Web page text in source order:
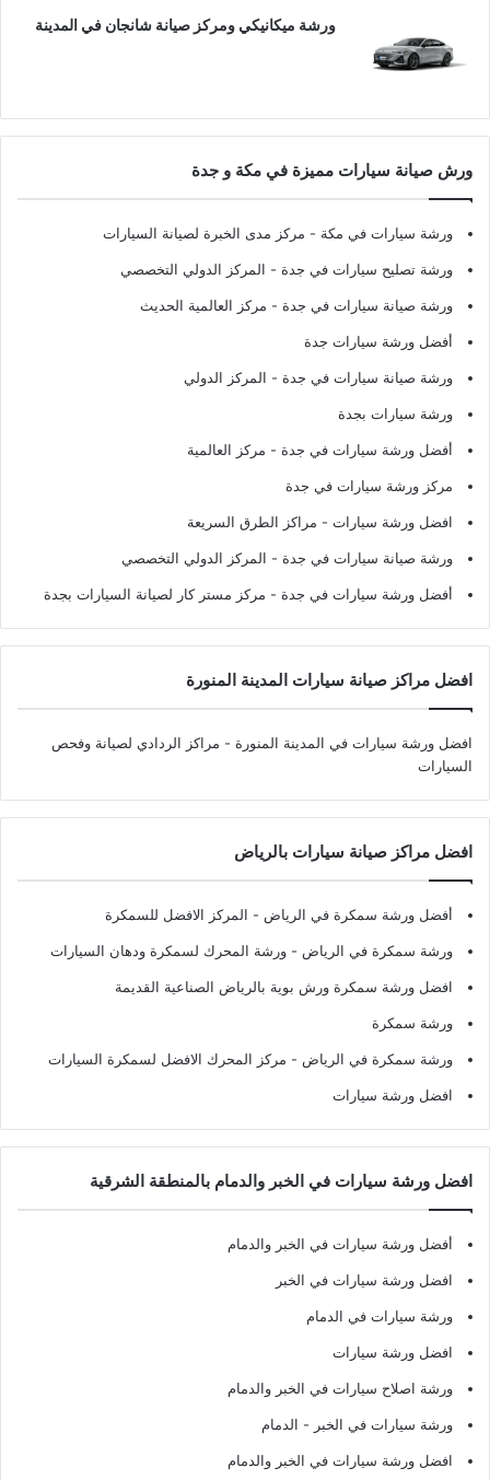
ورشة ميكانيكي ومركز صيانة شانجان في المدينة
ورش صيانة سيارات مميزة في مكة و جدة
ورشة سيارات في مكة - مركز مدى الخبرة لصيانة السيارات
ورشة تصليح سيارات في جدة - المركز الدولي التخصصي
ورشة صيانة سيارات في جدة - مركز العالمية الحديث
أفضل ورشة سيارات جدة
ورشة صيانة سيارات في جدة - المركز الدولي
ورشة سيارات بجدة
أفضل ورشة سيارات في جدة - مركز العالمية
مركز ورشة سيارات في جدة
افضل ورشة سيارات - مراكز الطرق السريعة
ورشة صيانة سيارات في جدة - المركز الدولي التخصصي
أفضل ورشة سيارات في جدة - مركز مستر كار لصيانة السيارات بجدة
افضل مراكز صيانة سيارات المدينة المنورة
افضل ورشة سيارات في المدينة المنورة - مراكز الردادي لصيانة وفحص
السيارات
افضل مراكز صيانة سيارات بالرياض
أفضل ورشة سمكرة في الرياض - المركز الافضل للسمكرة
ورشة سمكرة في الرياض - ورشة المحرك لسمكرة ودهان السيارات
افضل ورشة سمكرة ورش بوية بالرياض الصناعية القديمة
ورشة سمكرة
ورشة سمكرة في الرياض - مركز المحرك الافضل لسمكرة السيارات
افضل ورشة سيارات
افضل ورشة سيارات في الخبر والدمام بالمنطقة الشرقية
أفضل ورشة سيارات في الخبر والدمام
افضل ورشة سيارات في الخبر
ورشة سيارات في الدمام
افضل ورشة سيارات
ورشة اصلاح سيارات في الخبر والدمام
ورشة سيارات في الخبر - الدمام
افضل ورشة سيارات في الخبر والدمام